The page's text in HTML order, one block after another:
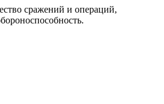
сражений и операций,